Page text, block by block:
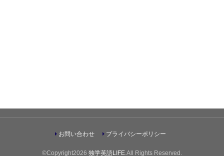
お問い合わせ プライバシーポリシー
©Copyright2026 独学英語LIFE .All Rights Reserved.